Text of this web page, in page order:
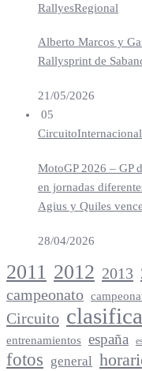
RallyesRegional
Alberto Marcos y
Rallysprint de
21/05/2026
05
CircuitoInternacional
MotoGP 2026 – GP
en jornadas
Agius y Quiles
28/04/2026
2011 2012 2013
campeonato
Circuito
entrenamientos españa
fotos general